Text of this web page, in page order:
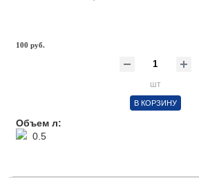
100 руб.
шт
В КОРЗИНУ
Объем л:
0.5